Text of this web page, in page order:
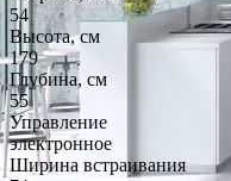
54
Высота, см
179
Глубина, см
55
Управление
электронное
Ширина встраивания